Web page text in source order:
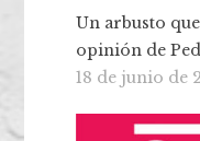
Un arbusto
opinión de
18 de junio de